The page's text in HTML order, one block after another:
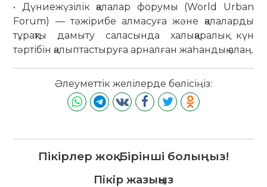
• Дүниежүзілік қалалар форумы (World Urban
Forum) — тәжірибе алмасуға және қалаларды
тұрақты дамыту саласында халықаралық күн
тәртібін қалыптастыруға арналған жаһандық алаң.
Әлеуметтік желілерде бөлісіңіз:
Пікірлер жоқ. Бірінші болыңыз!
Пікір жазыңыз